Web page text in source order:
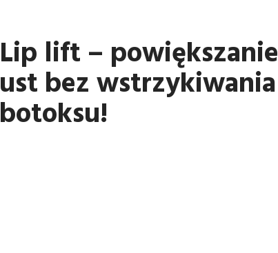
Lip lift – powiększanie
ust bez wstrzykiwania
botoksu!